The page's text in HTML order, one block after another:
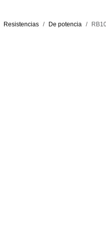
Resistencias De potencia